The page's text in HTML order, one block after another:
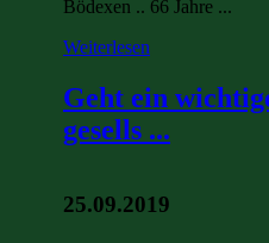
Bödexen .. 66 Jahre ...
Weiterlesen
Geht ein
gesells ...
25.09.2019